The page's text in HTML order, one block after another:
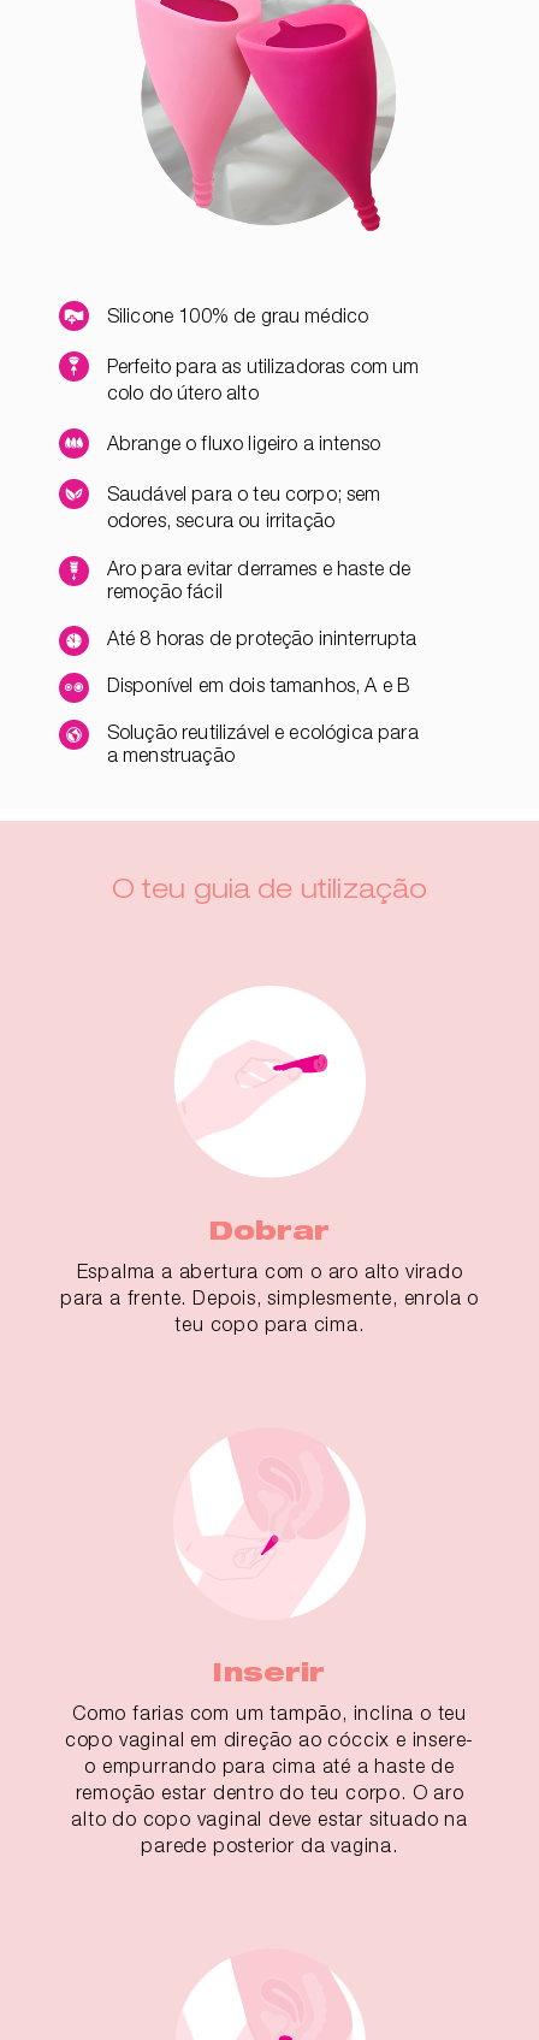
Silicone 100% de grau médico
Perfeito para as utilizadoras com um
colo do útero alto
Abrange o fluxo ligeiro a intenso
Saudável para o teu corpo; sem
odores, secura ou irritação
Aro para evitar derrames e haste de
remoção fácil
Até 8 horas de proteção ininterrupta
Disponível em dois tamanhos, A e B
Solução reutilizável e ecológica para
a menstruação
O teu guia de utilização
Dobrar
Espalma a abertura com o aro alto virado
para a frente. Depois, simplesmente, enrola o
teu copo para cima.
Inserir
Como farias com um tampão, inclina o teu
copo vaginal em direção ao cóccix e insere-
o empurrando para cima até a haste de
remoção estar dentro do teu corpo. O aro
alto do copo vaginal deve estar situado na
parede posterior da vagina.